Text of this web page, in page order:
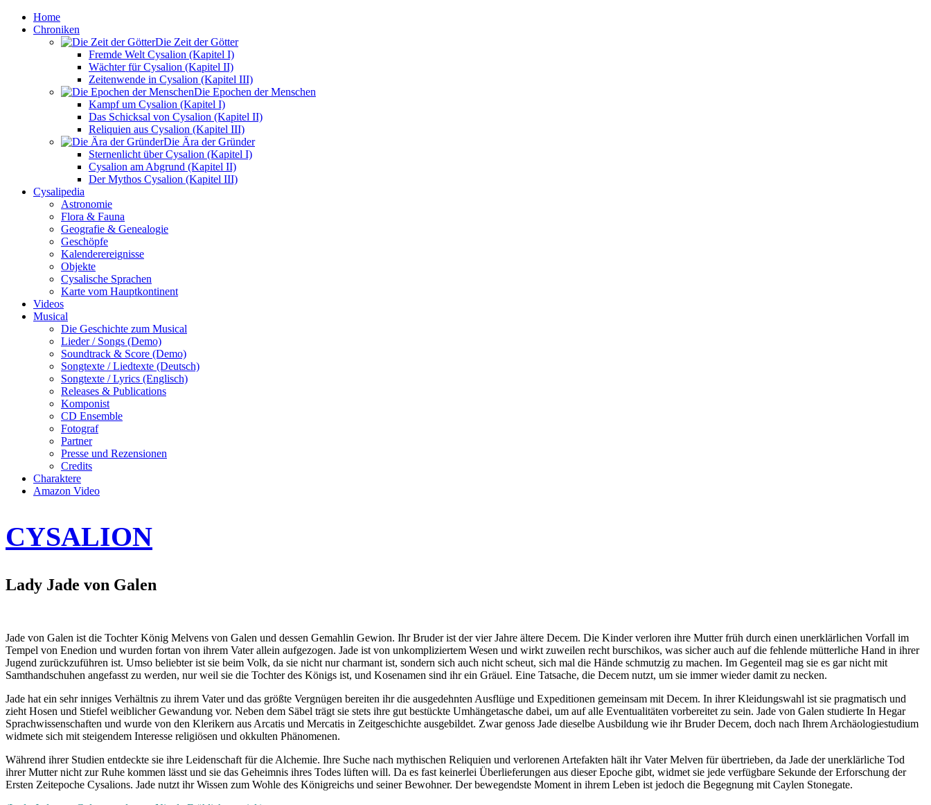
Home
Chroniken
Die Zeit der Götter
Fremde Welt Cysalion (Kapitel I)
Wächter für Cysalion (Kapitel II)
Zeitenwende in Cysalion (Kapitel III)
Die Epochen der Menschen
Kampf um Cysalion (Kapitel I)
Das Schicksal von Cysalion (Kapitel II)
Reliquien aus Cysalion (Kapitel III)
Die Ära der Gründer
Sternenlicht über Cysalion (Kapitel I)
Cysalion am Abgrund (Kapitel II)
Der Mythos Cysalion (Kapitel III)
Cysalipedia
Astronomie
Flora & Fauna
Geografie & Genealogie
Geschöpfe
Kalenderereignisse
Objekte
Cysalische Sprachen
Karte vom Hauptkontinent
Videos
Musical
Die Geschichte zum Musical
Lieder / Songs (Demo)
Soundtrack & Score (Demo)
Songtexte / Liedtexte (Deutsch)
Songtexte / Lyrics (Englisch)
Releases & Publications
Komponist
CD Ensemble
Fotograf
Partner
Presse und Rezensionen
Credits
Charaktere
Amazon Video
CYSALION
Lady Jade von Galen
Jade von Galen ist die Tochter König Melvens von Galen und dessen Gemahlin Gewion. Ihr Bruder ist der vier Jahre ältere Decem. Die Kinder verloren ihre Mutter früh durch einen unerklärlichen Vorfall im
Tempel von Enedion und wurden fortan von ihrem Vater allein aufgezogen. Jade ist von unkompliziertem Wesen und wirkt zuweilen recht burschikos, was sicher auch auf die fehlende mütterliche Hand in ihrer
Jugend zurückzuführen ist. Umso beliebter ist sie beim Volk, da sie nicht nur charmant ist, sondern sich auch nicht scheut, sich mal die Hände schmutzig zu machen. Im Gegenteil mag sie es gar nicht mit
Samthandschuhen angefasst zu werden, nur weil sie die Tochter des Königs ist, und Kosenamen sind ihr ein Gräuel. Eine Tatsache, die Decem nutzt, um sie immer wieder damit zu necken.
Jade hat ein sehr inniges Verhältnis zu ihrem Vater und das größte Vergnügen bereiten ihr die ausgedehnten Ausflüge und Expeditionen gemeinsam mit Decem. In ihrer Kleidungswahl ist sie pragmatisch und
zieht Hosen und Stiefel weiblicher Gewandung vor. Neben dem Säbel trägt sie stets ihre gut bestückte Umhängetasche dabei, um auf alle Eventualitäten vorbereitet zu sein. Jade von Galen studierte In Hegar
Sprachwissenschaften und wurde von den Klerikern aus Arcatis und Mercatis in Zeitgeschichte ausgebildet. Zwar genoss Jade dieselbe Ausbildung wie ihr Bruder Decem, doch nach Ihrem Archäologiestudium
widmete sich mit steigendem Interesse religiösen und okkulten Phänomenen.
Während ihrer Studien entdeckte sie ihre Leidenschaft für die Alchemie. Ihre Suche nach mythischen Reliquien und verlorenen Artefakten hält ihr Vater Melven für übertrieben, da Jade der unerklärliche Tod
ihrer Mutter nicht zur Ruhe kommen lässt und sie das Geheimnis ihres Todes lüften will. Da es fast keinerlei Überlieferungen aus dieser Epoche gibt, widmet sie jede verfügbare Sekunde der Erforschung der
Ersten Zeitepoche Cysalions. Jade nutzt ihr Wissen zum Wohle des Königreichs und seiner Bewohner. Der bewegendste Moment in ihrem Leben ist jedoch die Begegnung mit Caylen Stonegate.